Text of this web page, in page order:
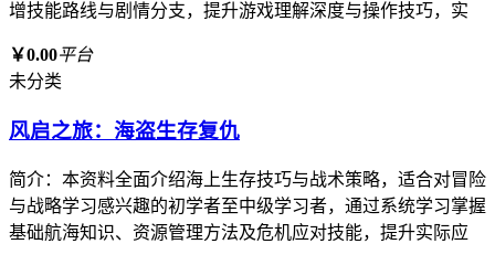
增技能路线与剧情分支，提升游戏理解深度与操作技巧，实
￥0.00平台
未分类
风启之旅：海盗生存复仇
简介：本资料全面介绍海上生存技巧与战术策略，适合对冒险
与战略学习感兴趣的初学者至中级学习者，通过系统学习掌握
基础航海知识、资源管理方法及危机应对技能，提升实际应